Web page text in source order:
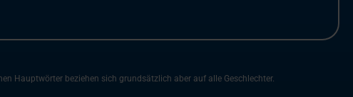
Hauptwörter beziehen sich grundsätzlich aber auf alle Geschlechter.